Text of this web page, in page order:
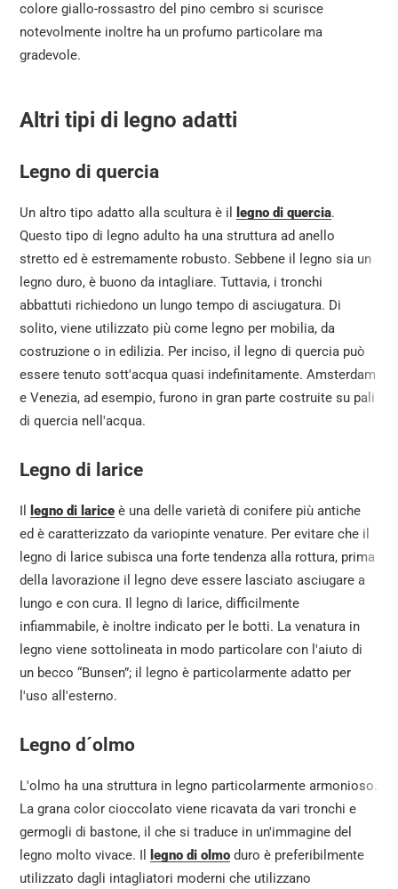
colore giallo-rossastro del pino cembro si scurisce
notevolmente inoltre ha un profumo particolare ma
gradevole.
Altri tipi di legno adatti
Legno di quercia
Un altro tipo adatto alla scultura è il legno di quercia.
Questo tipo di legno adulto ha una struttura ad anello
stretto ed è estremamente robusto. Sebbene il legno sia un
legno duro, è buono da intagliare. Tuttavia, i tronchi
abbattuti richiedono un lungo tempo di asciugatura. Di
solito, viene utilizzato più come legno per mobilia, da
costruzione o in edilizia. Per inciso, il legno di quercia può
essere tenuto sott'acqua quasi indefinitamente. Amsterdam
e Venezia, ad esempio, furono in gran parte costruite su pali
di quercia nell'acqua.
Legno di larice
Il legno di larice è una delle varietà di conifere più antiche
ed è caratterizzato da variopinte venature. Per evitare che il
legno di larice subisca una forte tendenza alla rottura, prima
della lavorazione il legno deve essere lasciato asciugare a
lungo e con cura. Il legno di larice, difficilmente
infiammabile, è inoltre indicato per le botti. La venatura in
legno viene sottolineata in modo particolare con l'aiuto di
un becco “Bunsen”; il legno è particolarmente adatto per
l'uso all'esterno.
Legno d´olmo
L'olmo ha una struttura in legno particolarmente armonioso.
La grana color cioccolato viene ricavata da vari tronchi e
germogli di bastone, il che si traduce in un'immagine del
legno molto vivace. Il
legno di olmo duro è preferibilmente
utilizzato dagli intagliatori moderni che utilizzano